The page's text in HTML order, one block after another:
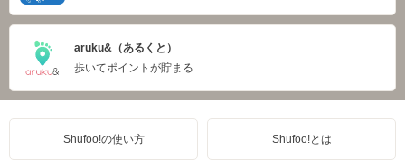
aruku&（あるくと）
歩いてポイントが貯まる
Shufoo!の使い方 Shufoo!とは